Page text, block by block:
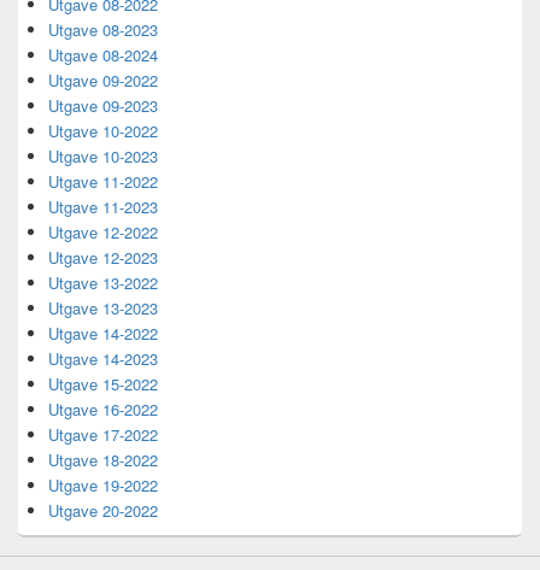
Utgave 08-2023
Utgave 08-2024
Utgave 09-2022
Utgave 09-2023
Utgave 10-2022
Utgave 10-2023
Utgave 11-2022
Utgave 11-2023
Utgave 12-2022
Utgave 12-2023
Utgave 13-2022
Utgave 13-2023
Utgave 14-2022
Utgave 14-2023
Utgave 15-2022
Utgave 16-2022
Utgave 17-2022
Utgave 18-2022
Utgave 19-2022
Utgave 20-2022